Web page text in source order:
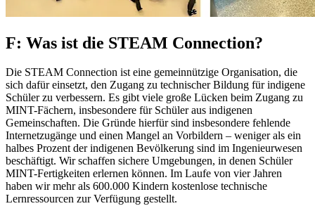
F: Was ist die STEAM Connection?
Die STEAM Connection ist eine gemeinnützige Organisation, die
sich dafür einsetzt, den Zugang zu technischer Bildung für indigene
Schüler zu verbessern. Es gibt viele große Lücken beim Zugang zu
MINT-Fächern, insbesondere für Schüler aus indigenen
Gemeinschaften. Die Gründe hierfür sind insbesondere fehlende
Internetzugänge und einen Mangel an Vorbildern – weniger als ein
halbes Prozent der indigenen Bevölkerung sind im Ingenieurwesen
beschäftigt. Wir schaffen sichere Umgebungen, in denen Schüler
MINT-Fertigkeiten erlernen können. Im Laufe von vier Jahren
haben wir mehr als 600.000 Kindern kostenlose technische
Lernressourcen zur Verfügung gestellt.